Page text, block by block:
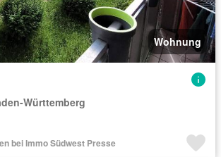
Wohnung
Württemberg
bei Immo Südwest Presse